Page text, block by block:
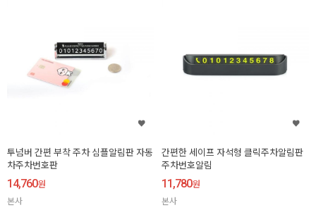
투넘버 간편 부착 주차 심플알림판 자동
차주차번호판
14,760원
본사
간편한 세이프 자석형 클릭주차알림판
주차번호알림
11,780원
본사